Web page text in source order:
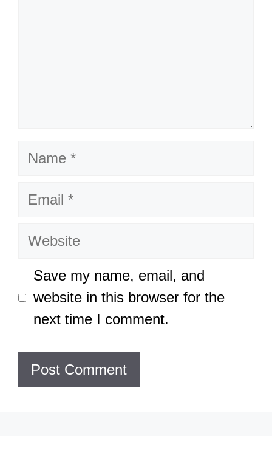
Name
Email
Website
Save my name, email, and
website in this browser for the
next time I comment.